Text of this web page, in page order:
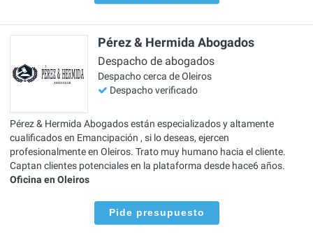
Pérez & Hermida Abogados
Despacho de abogados
Despacho cerca de Oleiros
Despacho verificado
Pérez & Hermida Abogados están especializados y altamente
cualificados en Emancipación , si lo deseas, ejercen
profesionalmente en Oleiros. Trato muy humano hacia el cliente.
Captan clientes potenciales en la plataforma desde hace6 años.
Oficina en Oleiros
Pide presupuesto